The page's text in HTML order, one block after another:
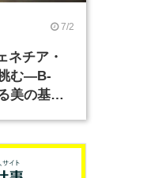
7/2
ネチア・
む―B-
美の基準